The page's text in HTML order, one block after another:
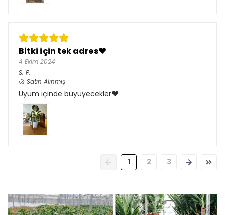
Bitki için tek adres❤️
4 Ekim 2024
S. P.
Satın Alınmış
Uyum içinde büyüyecekler❤️
1 2 3